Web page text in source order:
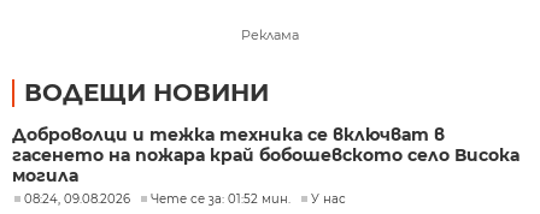
Реклама
ВОДЕЩИ НОВИНИ
Доброволци и тежка техника се включват в
гасенето на пожара край бобошевското село Висока
могила
08:24, 09.08.2026 Чете се за: 01:52 мин. У нас